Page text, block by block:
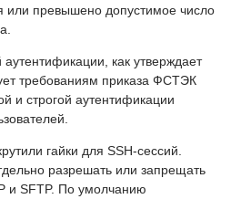
или превышено допустимое число
как утверждает
требованиям приказа ФСТЭК
и строгой аутентификации
гайки для SSH-сессий.
разрешать или запрещать
и SFTP. По умолчанию